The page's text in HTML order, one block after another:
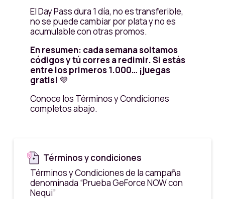
El Day Pass dura 1 día, no es transferible,
no se puede cambiar por plata y no es
acumulable con otras promos.
En resumen: cada semana soltamos
códigos y tú corres a redimir. Si estás
entre los primeros 1.000… ¡juegas
gratis! 💜
Conoce los Términos y Condiciones
completos abajo.
Términos y condiciones
Términos y Condiciones de la campaña
denominada “Prueba GeForce NOW con
Nequi”